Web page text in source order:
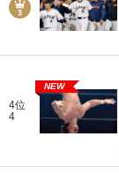
4位
4
NEW